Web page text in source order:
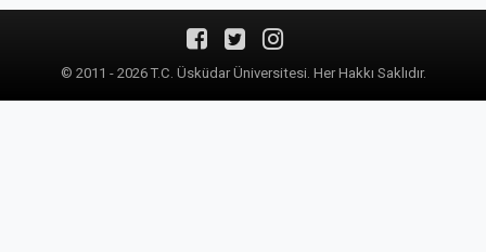
© 2011 - 2026 T.C. Üsküdar Üniversitesi. Her Hakkı Saklıdır.